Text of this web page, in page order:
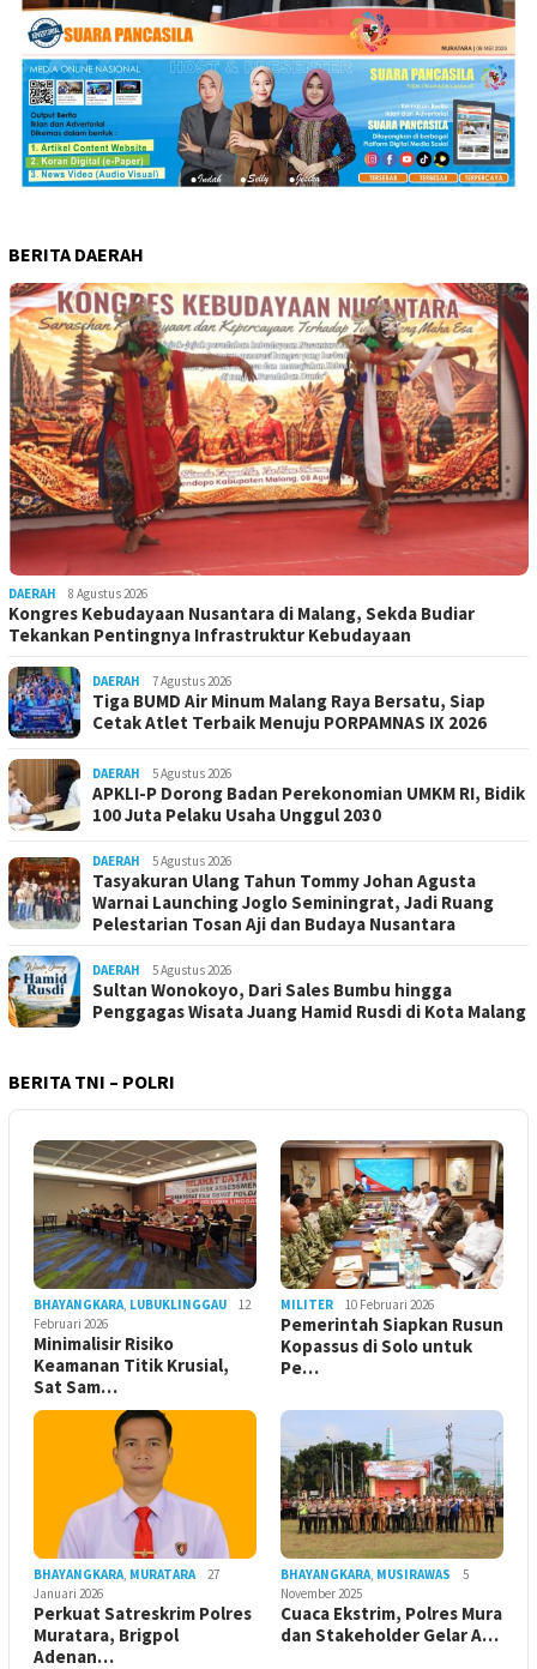
BERITA DAERAH
DAERAH 8 Agustus 2026
Kongres Kebudayaan Nusantara di Malang, Sekda Budiar
Tekankan Pentingnya Infrastruktur Kebudayaan
DAERAH 7 Agustus 2026
Tiga BUMD Air Minum Malang Raya Bersatu, Siap
Cetak Atlet Terbaik Menuju PORPAMNAS IX 2026
DAERAH 5 Agustus 2026
APKLI-P Dorong Badan Perekonomian UMKM RI, Bidik
100 Juta Pelaku Usaha Unggul 2030
DAERAH 5 Agustus 2026
Tasyakuran Ulang Tahun Tommy Johan Agusta
Warnai Launching Joglo Seminingrat, Jadi Ruang
Pelestarian Tosan Aji dan Budaya Nusantara
DAERAH 5 Agustus 2026
Sultan Wonokoyo, Dari Sales Bumbu hingga
Penggagas Wisata Juang Hamid Rusdi di Kota Malang
BERITA TNI – POLRI
BHAYANGKARA, LUBUKLINGGAU
12
Februari 2026
Minimalisir Risiko
Keamanan Titik Krusial,
Sat Sam…
MILITER 10 Februari 2026
Pemerintah Siapkan Rusun
Kopassus di Solo untuk
Pe…
BHAYANGKARA, MURATARA
27
Januari 2026
Perkuat Satreskrim Polres
Muratara, Brigpol
Adenan…
BHAYANGKARA, MUSIRAWAS
5
November 2025
Cuaca Ekstrim, Polres Mura
dan Stakeholder Gelar A…